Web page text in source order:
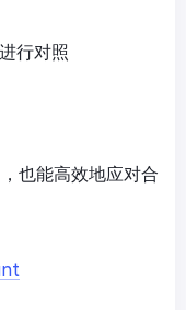
行对照
也能高效地应对合